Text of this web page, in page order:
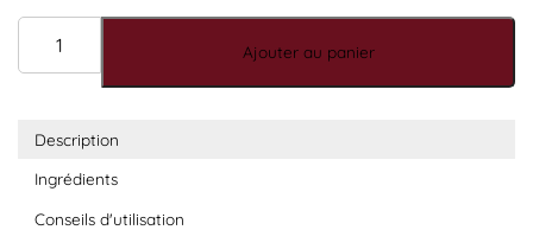
quantité de Bougie noces de turquoise - 18 ans
Ajouter au panier
Description
Ingrédients
Conseils d'utilisation